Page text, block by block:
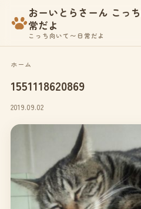
おーいとらさーん こっ
常だよ
こっち向いて〜日常だよ
ホーム
1551118620869
2019.09.02